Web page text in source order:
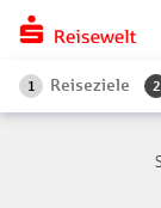
1 Reiseziele 2